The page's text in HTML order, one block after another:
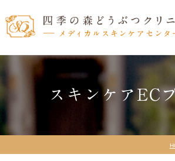
スキンケアEC